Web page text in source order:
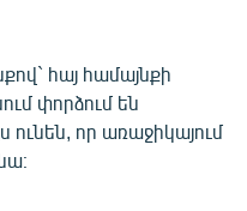
հայ համայնքի
փորձում են
ունեն, որ առաջիկայում